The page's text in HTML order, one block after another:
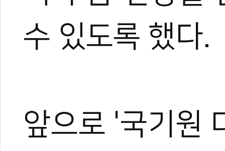
수 있도록 했다.
앞으로 '국기원
0